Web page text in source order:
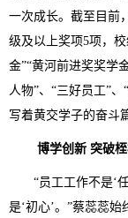
一次成长。截至目前
级及以上奖项5项，
金”“黄河前进奖奖学
人物”、“三好员工”
写着黄交学子的奋斗
博学创新 突破
“员工工作不是‘
是‘初心’。”蔡蕊蕊